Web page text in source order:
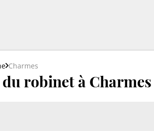
Charmes
robinet à Charmes